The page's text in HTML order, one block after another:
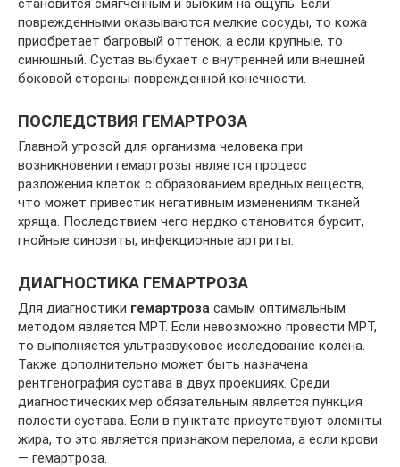
становится смягченным и зыбким на ощупь. Если
поврежденными оказываются мелкие сосуды, то кожа
приобретает багровый оттенок, а если крупные, то
синюшный. Сустав выбухает с внутренней или внешней
боковой стороны поврежденной конечности.
ПОСЛЕДСТВИЯ ГЕМАРТРОЗА
Главной угрозой для организма человека при
возникновении гемартрозы является процесс
разложения клеток с образованием вредных веществ,
что может привестик негативным изменениям тканей
хряща. Последствием чего нердко становится бурсит,
гнойные синовиты, инфекционные артриты.
ДИАГНОСТИКА ГЕМАРТРОЗА
Для диагностики гемартроза самым оптимальным
методом является МРТ. Если невозможно провести МРТ,
то выполняется ультразвуковое исследование колена.
Также дополнительно может быть назначена
рентгенография сустава в двух проекциях. Среди
диагностических мер обязательным является пункция
полости сустава. Если в пунктате присутствуют элемнты
жира, то это является признаком перелома, а если крови
— гемартроза.